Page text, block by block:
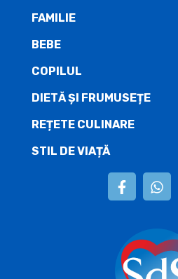
FAMILIE
BEBE
COPILUL
DIETĂ ŞI FRUMUSEȚE
REȚETE CULINARE
STIL DE VIAȚĂ